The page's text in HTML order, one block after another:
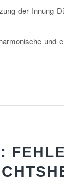
der Innung
und